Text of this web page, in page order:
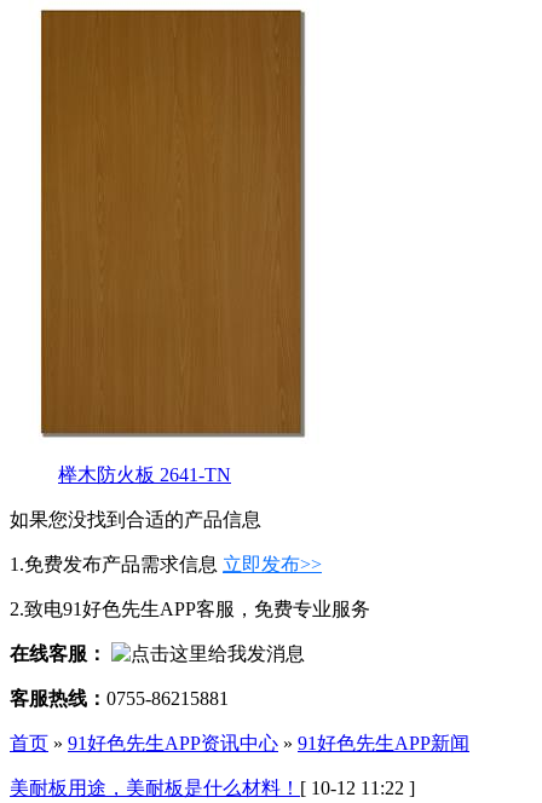
榉木防火板 2641-TN
如果您没找到合适的产品信息
1.免费发布产品需求信息 立即发布>>
2.致电91好色先生APP客服，免费专业服务
在线客服：
客服热线： 0755-86215881
首页 » 91好色先生APP资讯中心 » 91好色先生APP新闻
美耐板用途，美耐板是什么材料！ [ 10-12 11:22 ]